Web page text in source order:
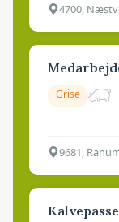
4700,
Grise
9681,